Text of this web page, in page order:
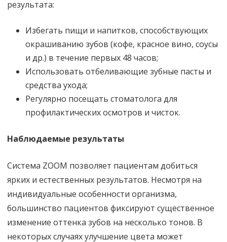
результата:
Избегать пищи и напитков, способствующих
окрашиванию зубов (кофе, красное вино, соусы
и др.) в течение первых 48 часов;
Использовать отбеливающие зубные пасты и
средства ухода;
Регулярно посещать стоматолога для
профилактических осмотров и чисток.
Наблюдаемые результаты
Система ZOOM позволяет пациентам добиться
ярких и естественных результатов. Несмотря на
индивидуальные особенности организма,
большинство пациентов фиксируют существенное
изменение оттенка зубов на несколько тонов. В
некоторых случаях улучшение цвета может